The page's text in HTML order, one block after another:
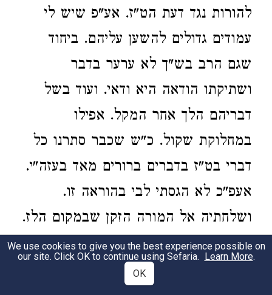
להורות נגד דעת הט"ז. אע"פ שיש לי
עמודים גדולים להשען עליהם. ביחוד
שגם הרב בש"ך לא ערער בדבר
ושתיקתו הודאה היא ודאי. ועוד בשל
דבריהם הלך אחר המקל. אפילו
במחלוקת שקול. כ"ש שכבר סתרנו כל
דברי בט"ז בדברים ברורים מאד בעזה"י.
אעפ"כ לא הגסתי לבי בהוראה זו.
ושלחתיה אל המורה הזקן שבמקום הלז.
והגיד לי השואל. שמתחלה הורה לו
שיעשה עסה אחרת כשיעור חלה.
We use cookies to give you the best experience possible on
our site. Click OK to continue using Sefaria. Learn More.
OK